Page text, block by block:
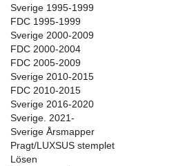
Sverige 1995-1999
FDC 1995-1999
Sverige 2000-2009
FDC 2000-2004
FDC 2005-2009
Sverige 2010-2015
FDC 2010-2015
Sverige 2016-2020
Sverige. 2021-
Sverige Årsmapper
Pragt/LUXSUS stemplet
Lösen